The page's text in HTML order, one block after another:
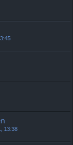
13:38